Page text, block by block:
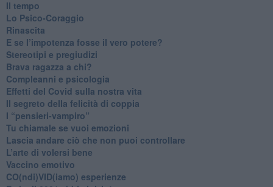
​Il tempo
​Lo Psico-Coraggio
Rinascita
​E se l’impotenza fosse il vero potere?
Stereotipi e pregiudizi
​Brava ragazza a chi?
​Compleanni e psicologia
Effetti del Covid sulla nostra vita
Il segreto della felicità di coppia
​I “pensieri-vampiro”
​Tu chiamale se vuoi emozioni
​Lascia andare ciò che non puoi controllare
L’arte di volersi bene
​Vaccino emotivo
CO(ndi)VID(iamo) esperienze